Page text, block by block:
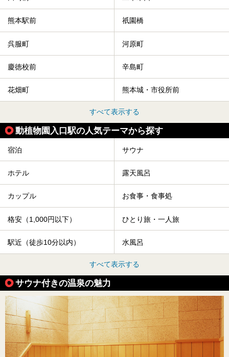
熊本駅前 祇園橋
呉服町 河原町
慶徳校前 辛島町
花畑町 熊本城・市役所前
すべて表示する
動植物園入口駅の人気テーマから探す
宿泊 サウナ
ホテル 露天風呂
カップル お食事・食事処
格安（1,000円以下） ひとり旅・一人旅
駅近（徒歩10分以内） 水風呂
すべて表示する
サウナ付きの温泉の魅力